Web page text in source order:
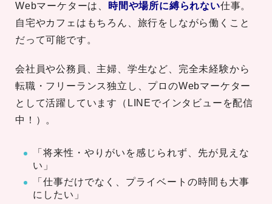
Webマーケターは、 時間や場所に縛られない仕事。
自宅やカフェはもちろん、旅行をしながら働くこと
だって可能です。
会社員や公務員、主婦、学生など、完全未経験から
転職・フリーランス独立し、プロのWebマーケター
として活躍しています（LINEでインタビューを配信
中！）。
「将来性・やりがいを感じられず、先が見えな
い」
「仕事だけでなく、プライベートの時間も大事
にしたい」